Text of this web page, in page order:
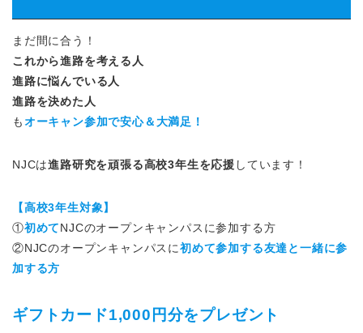
まだ間に合う！
これから進路を考える人
進路に悩んでいる人
進路を決めた人
もオーキャン参加で安心＆大満足！
NJCは進路研究を頑張る高校3年生を応援 しています！
【高校3年生対象】
①初めてNJCのオープンキャンパスに参加する方
②NJCのオープンキャンパスに初めて参加する友達と一緒に参
加する方
ギフトカード1,000円分をプレゼント